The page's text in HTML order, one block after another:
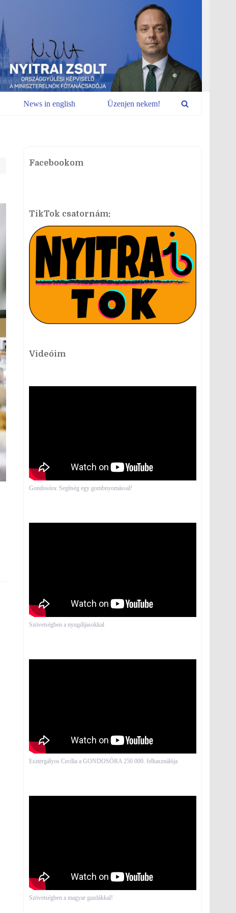
News in english Üzenjen nekem!
Facebookom
TikTok csatornám:
Videóim
Gondosóra: Segítség egy gombnyomással!
Szövetségben a nyugdíjasokkal
Esztergályos Cecília a GONDOSÓRA 250 000. felhasználója
Szövetségben a magyar gazdákkal!